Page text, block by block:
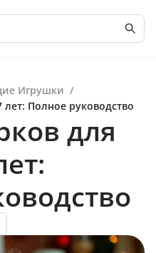
Игрушки /
Полное руководство
для